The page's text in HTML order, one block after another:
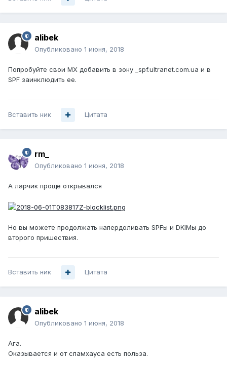
alibek
Опубликовано 1 июня, 2018
Попробуйте свои MX добавить в зону _spf.ultranet.com.ua и в
SPF заинклюдить ее.
Вставить ник Цитата
rm_
Опубликовано 1 июня, 2018
А ларчик проще открывался
Но вы можете продолжать напердоливать SPFы и DKIMы до
второго пришествия.
Вставить ник Цитата
alibek
Опубликовано 1 июня, 2018
Ага.
Оказывается и от спамхауса есть польза.